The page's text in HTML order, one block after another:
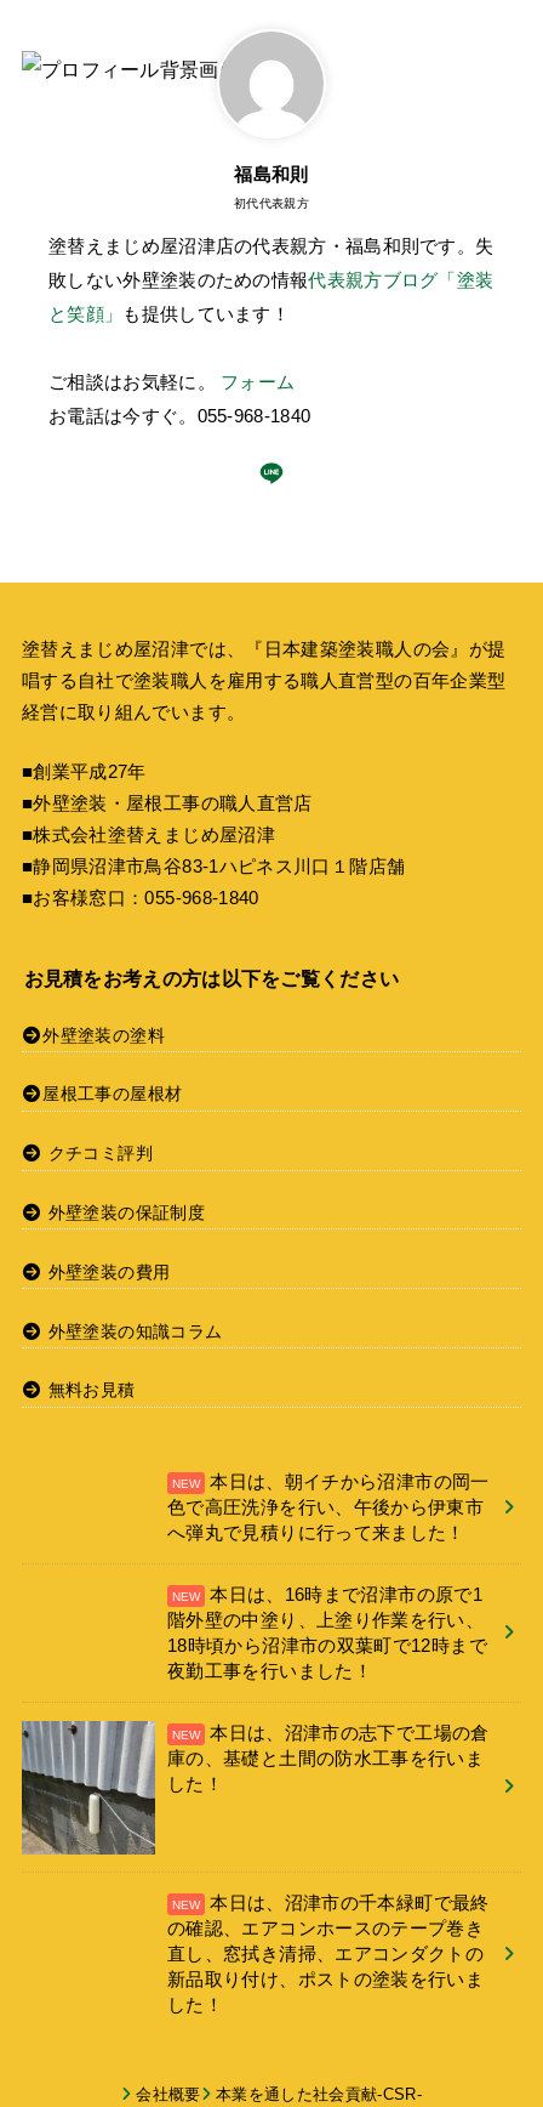
福島和則
初代代表親方
塗替えまじめ屋沼津店の代表親方・福島和則です。失
敗しない外壁塗装のための情報代表親方ブログ「塗装
と笑顔」
も提供しています！
ご相談はお気軽に。 フォーム
お電話は今すぐ。 055-968-1840
塗替えまじめ屋沼津では、『 日本建築塗装職人の会 』が提
唱する自社で塗装職人を雇用する職人直営型の百年企業型
経営に取り組んでいます。
■創業平成27年
■外壁塗装・屋根工事の職人直営店
■株式会社塗替えまじめ屋沼津
■静岡県沼津市鳥谷83-1ハピネス川口１階店舗
■お客様窓口：055-968-1840
お見積をお考えの方は以下をご覧ください
外壁塗装の塗料
屋根工事の屋根材
クチコミ評判
外壁塗装の保証制度
外壁塗装の費用
外壁塗装の知識コラム
無料お見積
本日は、朝イチから沼津市の岡一
色で高圧洗浄を行い、午後から伊東市
へ弾丸で見積りに行って来ました！
本日は、16時まで沼津市の原で1
階外壁の中塗り、上塗り作業を行い、
18時頃から沼津市の双葉町で12時まで
夜勤工事を行いました！
本日は、沼津市の志下で工場の倉
庫の、基礎と土間の防水工事を行いま
した！
本日は、沼津市の千本緑町で最終
の確認、エアコンホースのテープ巻き
直し、窓拭き清掃、エアコンダクトの
新品取り付け、ポストの塗装を行いま
した！
会社概要 本業を通した社会貢献-CSR-